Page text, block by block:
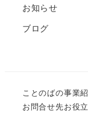
お知らせ
ブログ
ことのばの事業
お問合せ先お役